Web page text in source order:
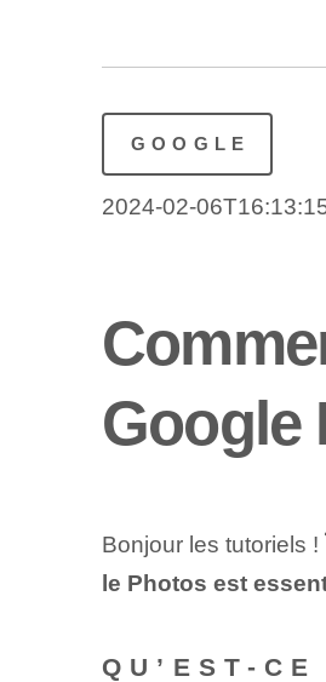
GOOGLE
2024-02-
Google
Bonjour les tutoriels
le Photos est
QU’EST-